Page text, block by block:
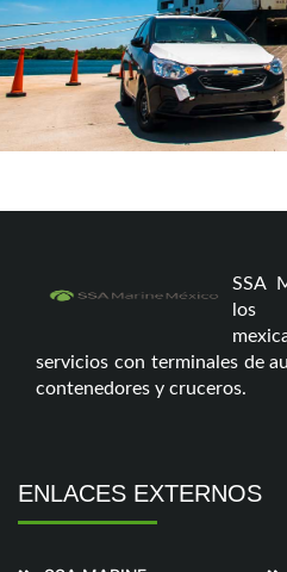
SSA
los
servicios con terminales de
contenedores y cruceros.
ENLACES EXTERNOS